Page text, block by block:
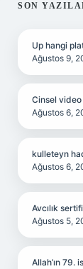
SON
Up hangi
Ağustos 9,
Cinsel
Ağustos 6,
kulleteyn
Ağustos 6,
Avcılık
Ağustos 5,
Allah’ın 79.